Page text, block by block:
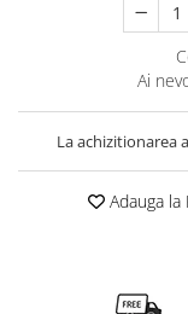
Ai
La achizitionarea
Adauga la